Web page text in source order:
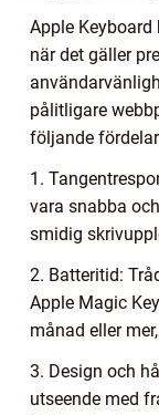
Apple
när det gäller
pålitligare
följande
1.
vara snabba
smidig
2. Batteritid:
Apple Magic
månad eller
3. Design och
utseende med